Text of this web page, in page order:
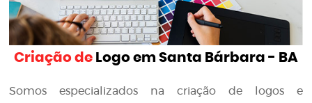
Criação deLogo em Santa Bárbara - BA
Somos especializados na criação de logos e